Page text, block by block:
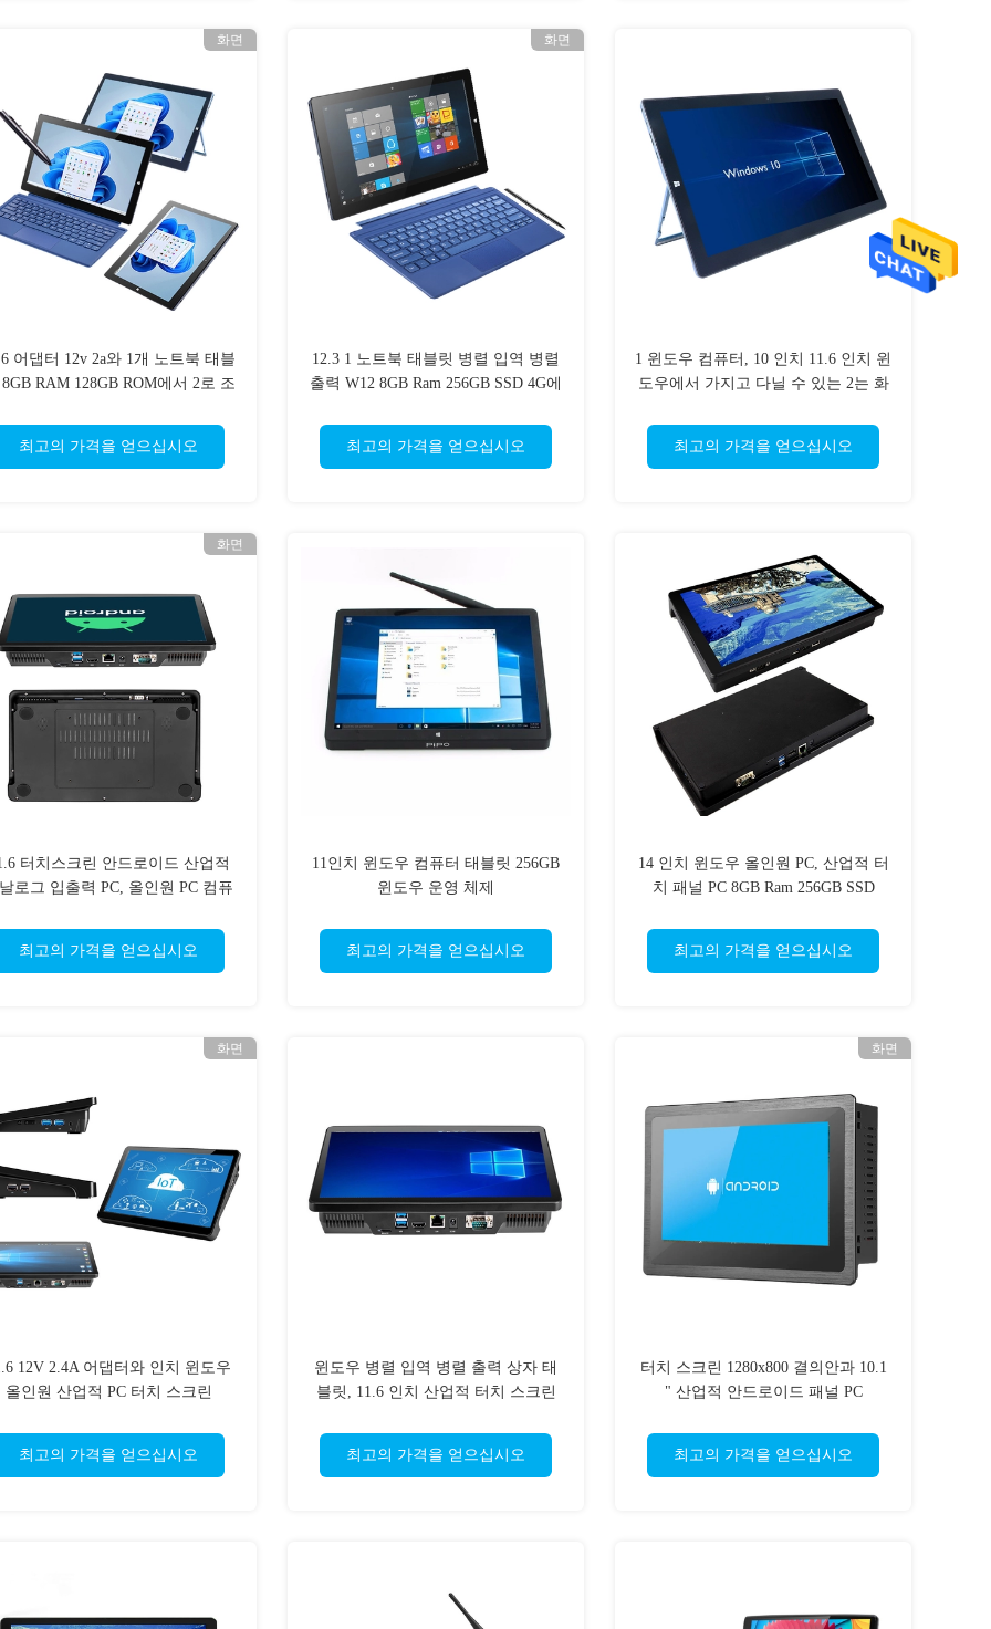
화면
어댑터 12v 2a와 1개 노트북 태블
RAM 128GB ROM에서 2로 조
최고의 가격을 얻으십시오
화면
12.3 1 노트북 태블릿 병렬 입역 병렬
출력 W12 8GB Ram 256GB SSD 4G에
최고의 가격을 얻으십시오
1 윈도우 컴퓨터, 10 인치 11.6 인치 윈
도우에서 가지고 다닐 수 있는 2는 화
최고의 가격을 얻으십시오
화면
터치스크린 안드로이드 산업적
로그 입출력 PC, 올인원 PC 컴퓨
최고의 가격을 얻으십시오
11인치 윈도우 컴퓨터 태블릿 256GB
윈도우 운영 체제
최고의 가격을 얻으십시오
14 인치 윈도우 올인원 PC, 산업적 터
치 패널 PC 8GB Ram 256GB SSD
최고의 가격을 얻으십시오
화면
12V 2.4A 어댑터와 인치 윈도우
올인원 산업적 PC 터치 스크린
최고의 가격을 얻으십시오
윈도우 병렬 입역 병렬 출력 상자 태
블릿, 11.6 인치 산업적 터치 스크린
최고의 가격을 얻으십시오
화면
터치 스크린 1280x800 결의안과 10.1
" 산업적 안드로이드 패널 PC
최고의 가격을 얻으십시오